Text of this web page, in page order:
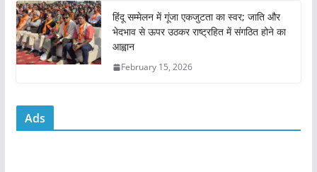
हिंदू सम्मेलन में गूंजा एकजुटता का स्वर; जाति और
भेदभाव से ऊपर उठकर राष्ट्रहित में संगठित होने का
आह्वान
February 15, 2026
Ads